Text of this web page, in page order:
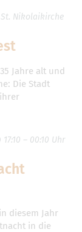
Nikolaikirche
Jahre alt und
Die Stadt
17:10 – 00:10 Uhr
in diesem Jahr
in die